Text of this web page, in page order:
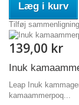
Læg i kurv
Tilføj sammenligning
139,00 kr
Inuk
Leap Inuk
kamaammerpoq...